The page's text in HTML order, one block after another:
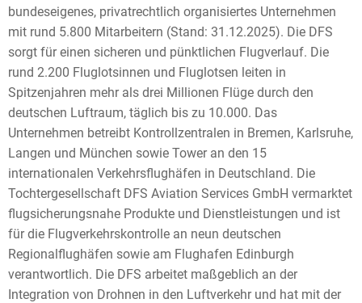
bundeseigenes, privatrechtlich organisiertes Unternehmen
mit rund 5.800 Mitarbeitern (Stand: 31.12.2025). Die DFS
sorgt für einen sicheren und pünktlichen Flugverlauf. Die
rund 2.200 Fluglotsinnen und Fluglotsen leiten in
Spitzenjahren mehr als drei Millionen Flüge durch den
deutschen Luftraum, täglich bis zu 10.000. Das
Unternehmen betreibt Kontrollzentralen in Bremen, Karlsruhe,
Langen und München sowie Tower an den 15
internationalen Verkehrsflughäfen in Deutschland. Die
Tochtergesellschaft DFS Aviation Services GmbH vermarktet
flugsicherungsnahe Produkte und Dienstleistungen und ist
für die Flugverkehrskontrolle an neun deutschen
Regionalflughäfen sowie am Flughafen Edinburgh
verantwortlich. Die DFS arbeitet maßgeblich an der
Integration von Drohnen in den Luftverkehr und hat mit der